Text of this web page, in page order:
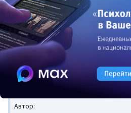
Автор: